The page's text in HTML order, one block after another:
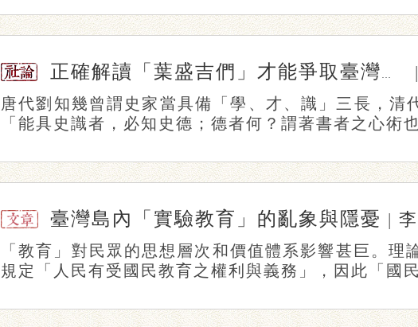
正確解讀「葉盛吉們」才能爭取臺灣史話語權 |
唐代劉知幾曾謂史家當具備「學、才、識」三長，清
「能具史識者，必知史德；德者何？謂著書者之心術
臺灣島內「實驗教育」的亂象與隱憂 |
「教育」對民眾的思想層次和價值體系影響甚巨。理
規定「人民有受國民教育之權利與義務」，因此「國